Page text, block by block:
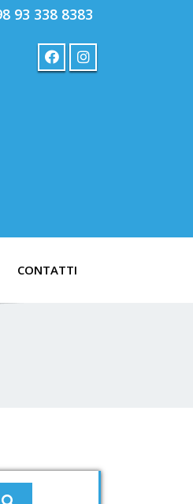
93 338 8383
CONTATTI